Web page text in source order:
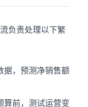
负责处理以下繁
据，预测净销售额
算前，测试运营变